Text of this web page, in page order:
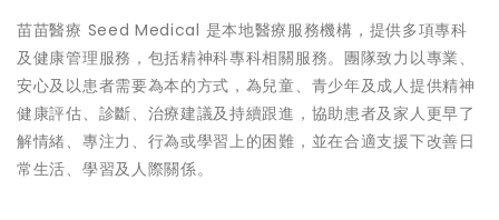
苗苗醫療 Seed Medical 是本地醫療服務機構，提供多項專科
及健康管理服務，包括精神科專科相關服務。團隊致力以專業、
安心及以患者需要為本的方式，為兒童、青少年及成人提供精神
健康評估、診斷、治療建議及持續跟進，協助患者及家人更早了
解情緒、專注力、行為或學習上的困難，並在合適支援下改善日
常生活、學習及人際關係。